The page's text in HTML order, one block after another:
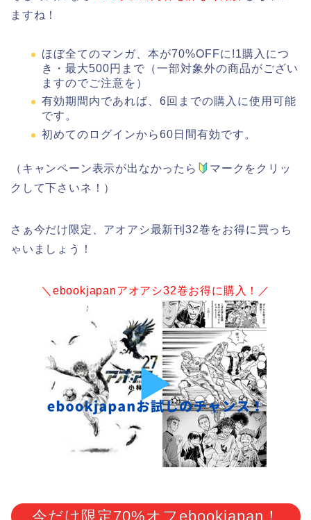
ますね！
ほぼ全てのマンガ、本が70%OFFに!1購入につ
き・最大500円まで（一部対象外の商品がござい
ますのでご注意を）
有効期間内であれば、6回までの購入に使用可能
です。
初めてのログインから60日間有効です。
（キャンペーン表示が出なかったら
マークをクリッ
クして下さいネ！）
さぁ今だけ限定、アオアシ最新刊32巻をお得に買っち
ゃいましょう！
＼ebookjapanアオアシ32巻お得に購入 ！／
今だけ限定70%オフebookjapan！